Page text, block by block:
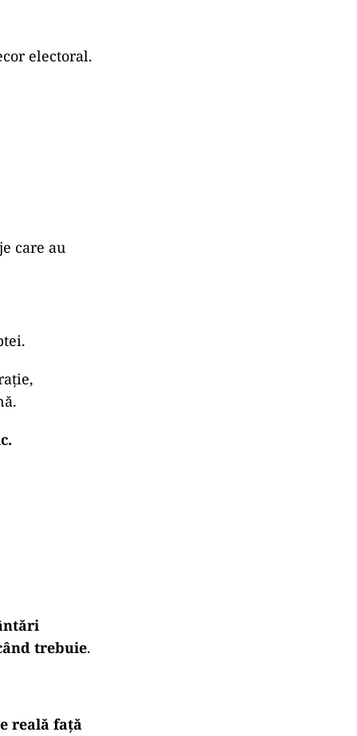
electoral.
care au
trebuie.
reală față